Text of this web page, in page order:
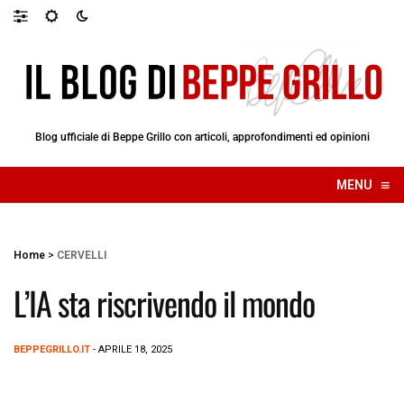
Blog ufficiale di Beppe Grillo con articoli, approfondimenti ed opinioni
MENU ≡
☰
Home > CERVELLI
L’IA sta riscrivendo il mondo
BEPPEGRILLO.IT - APRILE 18, 2025